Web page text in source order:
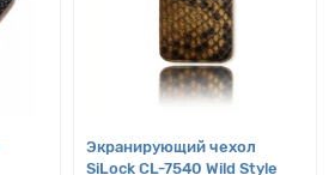
Экранирующий чехол
SiLock CL-7540 Wild Style